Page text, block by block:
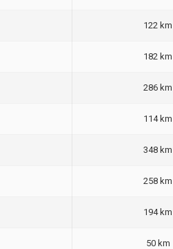
122 km
182 km
286 km
114 km
348 km
258 km
194 km
50 km